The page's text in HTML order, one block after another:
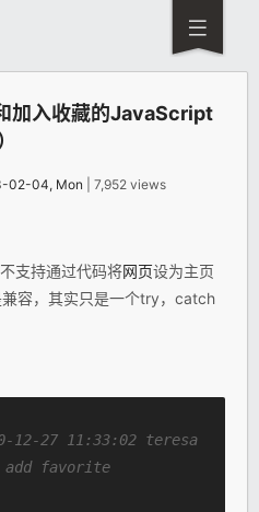
加入收藏的JavaScript
02-04, Mon | 7,952 views
支持通过代码将网页设为主页
容，其实只是一个try，catch
12-27 11:33:02 teresa
favorite